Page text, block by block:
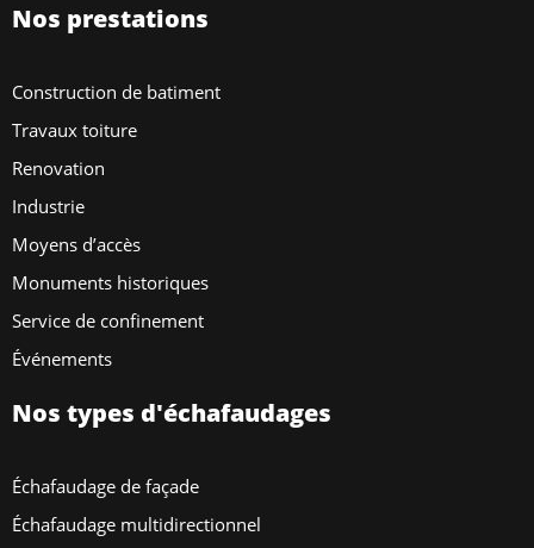
Nos prestations
Construction de batiment
Travaux toiture
Renovation
Industrie
Moyens d’accès
Monuments historiques
Service de confinement
Événements
Nos types d'échafaudages
Échafaudage de façade
Échafaudage multidirectionnel